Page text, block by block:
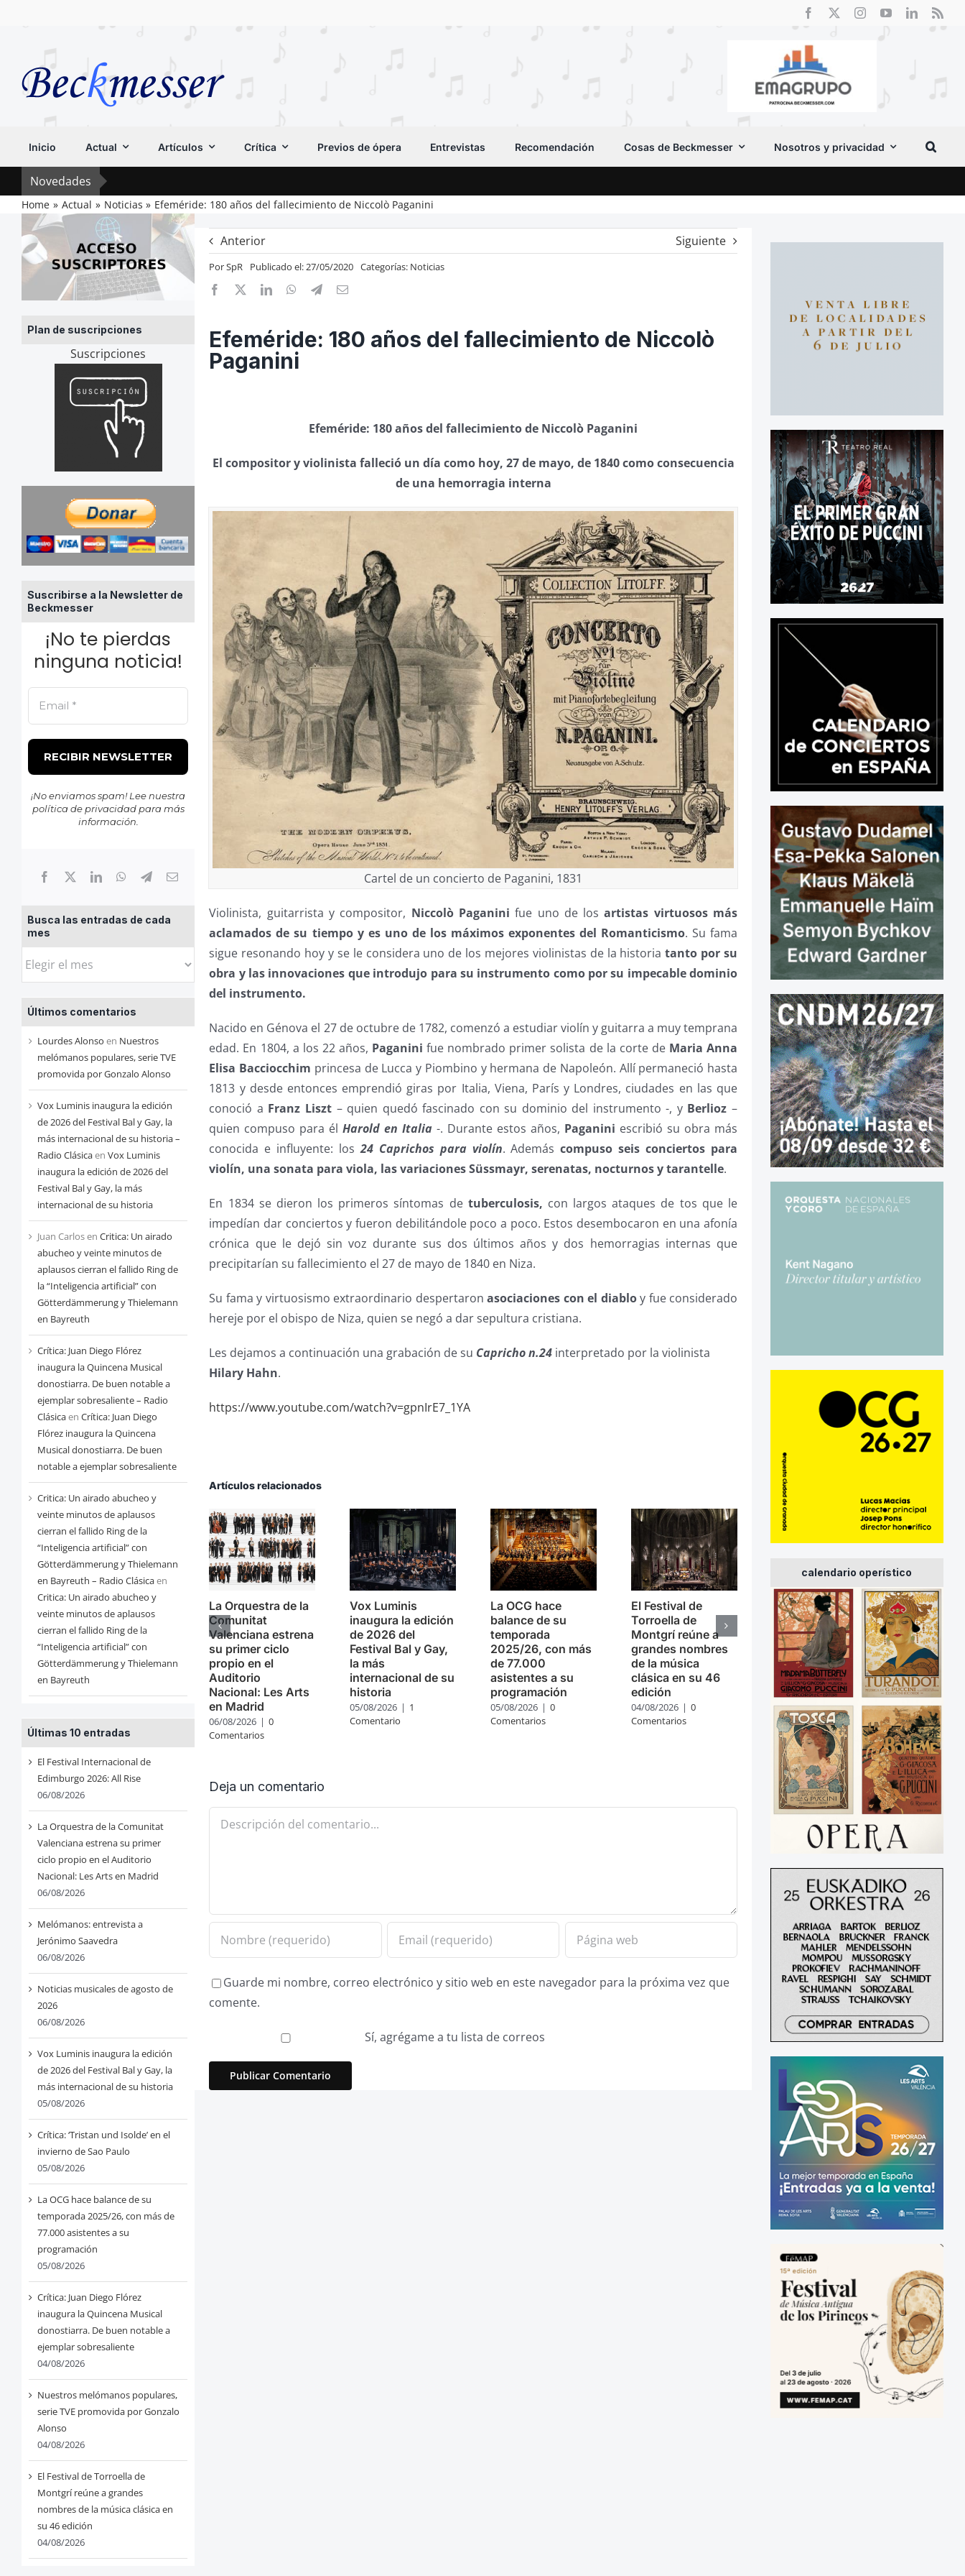
Inicio Actual Artículos Crítica Previos de ópera Entrevistas Recomendación Cosas de Beckmesser Nosotros y privacidad
Novedades
Home Actual Noticias Efeméride: 180 años del fallecimiento de Niccolò Paganini
Plan de suscripciones
Suscripciones
Suscribirse a la Newsletter de
Beckmesser
¡No te pierdas
ninguna noticia!
¡No enviamos spam! Lee nuestra
política de privacidadpara más
información.
Busca las entradas de cada
mes
Busca
entradas
de
cada
mes
Últimos comentarios
Lourdes Alonso en Nuestros
melómanos populares, serie TVE
promovida por Gonzalo Alonso
Vox Luminis inaugura la edición
de 2026 del Festival Bal y Gay, la
más internacional de su historia –
Radio Clásicaen Vox Luminis
inaugura la edición de 2026 del
Festival Bal y Gay, la más
internacional de su historia
Juan Carlosen Critica: Un airado
abucheo y veinte minutos de
aplausos cierran el fallido Ring de
la “Inteligencia artificial” con
Götterdämmerung y Thielemann
en Bayreuth
Crítica: Juan Diego Flórez
inaugura la Quincena Musical
donostiarra. De buen notable a
ejemplar sobresaliente – Radio
Clásicaen Crítica: Juan Diego
Flórez inaugura la Quincena
Musical donostiarra. De buen
notable a ejemplar sobresaliente
Critica: Un airado abucheo y
veinte minutos de aplausos
cierran el fallido Ring de la
“Inteligencia artificial” con
Götterdämmerung y Thielemann
en Bayreuth – Radio Clásicaen
Critica: Un airado abucheo y
veinte minutos de aplausos
cierran el fallido Ring de la
“Inteligencia artificial” con
Götterdämmerung y Thielemann
en Bayreuth
Últimas 10 entradas
El Festival Internacional de
Edimburgo 2026: All Rise
06/08/2026
La Orquestra de la Comunitat
Valenciana estrena su primer
ciclo propio en el Auditorio
Nacional: Les Arts en Madrid
06/08/2026
Melómanos: entrevista a
Jerónimo Saavedra
06/08/2026
Noticias musicales de agosto de
2026
06/08/2026
Vox Luminis inaugura la edición
de 2026 del Festival Bal y Gay, la
más internacional de su historia
05/08/2026
Crítica: ‘Tristan und Isolde’ en el
invierno de Sao Paulo
05/08/2026
La OCG hace balance de su
temporada 2025/26, con más de
77.000 asistentes a su
programación
05/08/2026
Crítica: Juan Diego Flórez
inaugura la Quincena Musical
donostiarra. De buen notable a
ejemplar sobresaliente
04/08/2026
Nuestros melómanos populares,
serie TVE promovida por Gonzalo
Alonso
04/08/2026
El Festival de Torroella de
Montgrí reúne a grandes
nombres de la música clásica en
su 46 edición
04/08/2026
Anterior Siguiente
PorSpR Publicado el: 27/05/2020 Categorías: Noticias
Efeméride: 180 años del fallecimiento de Niccolò
Paganini
Efeméride: 180 años del fallecimiento de Niccolò Paganini
El compositor y violinista falleció un día como hoy, 27 de mayo, de 1840 como consecuencia
de una hemorragia interna
Cartel de un concierto de Paganini, 1831
Violinista, guitarrista y compositor, Niccolò Paganini fue uno de losartistas virtuosos más
aclamados de su tiempo y es uno de los máximos exponentes del Romanticismo. Su fama
sigue resonando hoy y se le considera uno de los mejores violinistas de la historiatanto por su
obra y las innovaciones que introdujo para su instrumento como por su impecable dominio
del instrumento.
Nacido en Génova el 27 de octubre de 1782, comenzó a estudiar violín y guitarra a muy temprana
edad. En 1804, a los 22 años, Paganini fue nombrado primer solista de la corte de Maria Anna
Elisa Bacciocchim princesa de Lucca y Piombino y hermana de Napoleón. Allí permaneció hasta
1813 y desde entonces emprendió giras por Italia, Viena, París y Londres, ciudades en las que
conoció a Franz Liszt – quien quedó fascinado con su dominio del instrumento -, y Berlioz –
quien compuso para élHarold en Italia -. Durante estos años, Paganini escribió su obra más
conocida e influyente: los24 Caprichos para violín. Ademáscompuso seis conciertos para
violín, una sonata para viola, las variaciones Süssmayr, serenatas, nocturnos y tarantelle.
En 1834 se dieron los primeros síntomas de tuberculosis, con largos ataques de tos que le
impedían dar conciertos y fueron debilitándole poco a poco. Estos desembocaron en una afonía
crónica que le dejó sin voz durante sus dos últimos años y dos hemorragias internas que
precipitarían su fallecimiento el 27 de mayo de 1840 en Niza.
Su fama y virtuosismo extraordinario despertaronasociaciones con el diabloy fue considerado
hereje por el obispo de Niza, quien se negó a dar sepultura cristiana.
Les dejamos a continuación una grabación de su Capricho n.24 interpretado por la violinista
Hilary Hahn.
https://www.youtube.com/watch?v=gpnIrE7_1YA
Artículos relacionados
La Orquestra de la
Comunitat
Valenciana estrena
su primer ciclo
propio en el
Auditorio
Nacional: Les Arts
en Madrid
06/08/2026 | 0
Comentarios
Vox Luminis
inaugura la edición
de 2026 del
Festival Bal y Gay,
la más
internacional de su
historia
05/08/2026 | 1
Comentario
La OCG hace
balance de su
temporada
2025/26, con más
de 77.000
asistentes a su
programación
05/08/2026 | 0
Comentarios
El Festival de
Torroella de
Montgrí reúne a
grandes nombres
de la música
clásica en su 46
edición
04/08/2026 | 0
Comentarios
Deja un comentario
Comentario
Guarde mi nombre, correo electrónico y sitio web en este navegador para la próxima vez que
comente.
Sí, agrégame a tu lista de correos
calendario operístico